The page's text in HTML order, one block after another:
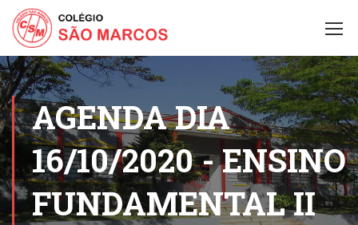
AGENDA DIA
16/10/2020 - ENSINO
FUNDAMENTAL II